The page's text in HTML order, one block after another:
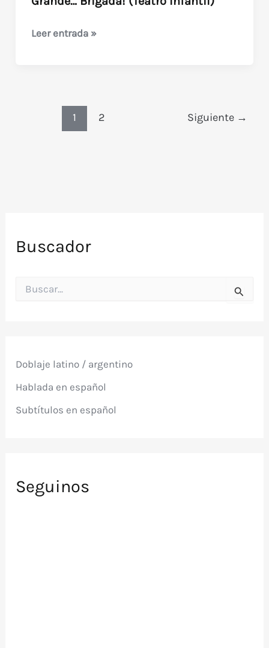
Grande…
Leer entrada »
1 2 Siguiente →
Buscador
o
:
Doblaje latino / argentino
Hablada en español
Subtítulos en español
Seguinos